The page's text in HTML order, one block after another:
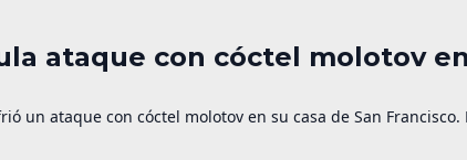
ataque con cóctel molotov
un ataque con cóctel molotov en su casa de San